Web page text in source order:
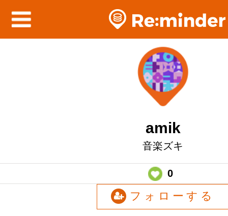
amik
音楽ズキ
0
フォローする